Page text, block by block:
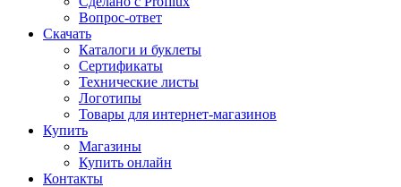
Вопрос-ответ
Скачать
Каталоги и буклеты
Сертификаты
Технические листы
Логотипы
Товары для интернет-магазинов
Купить
Магазины
Купить онлайн
Контакты